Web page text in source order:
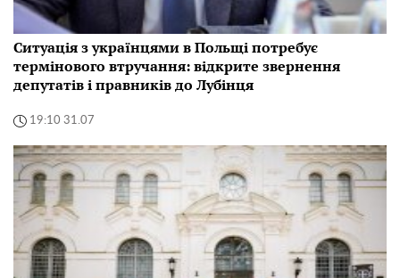
Ситуація з українцями в Польщі потребує
термінового втручання: відкрите звернення
депутатів і правників до Лубінця
19:10 31.07